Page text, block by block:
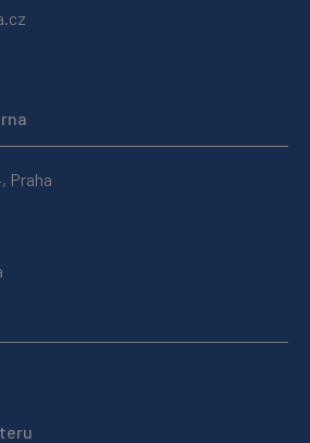
Praha